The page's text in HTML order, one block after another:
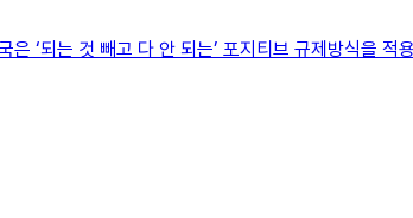
‘되는 것 빼고 다 안 되는’ 포지티브 규제방식을